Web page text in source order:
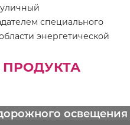
специального
энергетической
ПРОДУКТА
освещения